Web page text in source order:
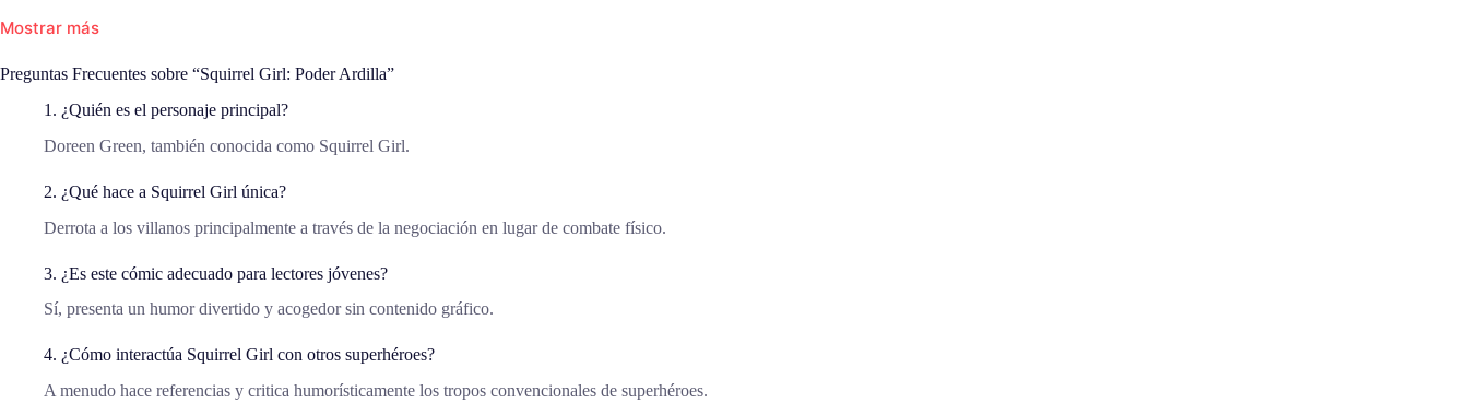
Mostrar más
Preguntas Frecuentes sobre “Squirrel Girl: Poder Ardilla”
1. ¿Quién es el personaje principal?
Doreen Green, también conocida como Squirrel Girl.
2. ¿Qué hace a Squirrel Girl única?
Derrota a los villanos principalmente a través de la negociación en lugar de combate físico.
3. ¿Es este cómic adecuado para lectores jóvenes?
Sí, presenta un humor divertido y acogedor sin contenido gráfico.
4. ¿Cómo interactúa Squirrel Girl con otros superhéroes?
A menudo hace referencias y critica humorísticamente los tropos convencionales de superhéroes.